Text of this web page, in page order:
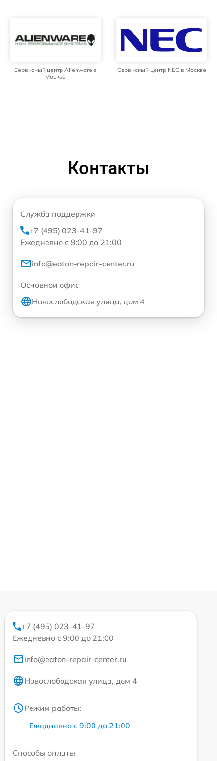
Сервисный центр Alienware в
Москве
Сервисный центр NEC в Москве
Контакты
Служба поддержки
+7 (495) 023-41-97
Ежедневно с 9:00 до 21:00
info@eaton-repair-center.ru
Основной офис
Новослободская улица, дом 4
+7 (495) 023-41-97
Ежедневно с 9:00 до 21:00
info@eaton-repair-center.ru
Новослободская улица, дом 4
Режим работы:
Ежедневно с 9:00 до 21:00
Способы оплаты